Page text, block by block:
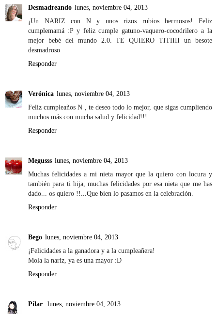
Desmadreando lunes, noviembre 04, 2013
¡Un NARIZ con N y unos rizos rubios hermosos! Feliz
cumplemamá :P y feliz cumple gatuno-vaquero-cocodrilero a la
mejor bebé del mundo 2.0. TE QUIERO TITIIII un besote
desmadroso
Responder
Verónica lunes, noviembre 04, 2013
Feliz cumpleaños N , te deseo todo lo mejor, que sigas cumpliendo
muchos más con mucha salud y felicidad!!!
Responder
Megusss lunes, noviembre 04, 2013
Muchas felicidades a mi nieta mayor que la quiero con locura y
también para ti hija, muchas felicidades por esa nieta que me has
dado... os quiero !!...Que bien lo pasamos en la celebración.
Responder
Bego lunes, noviembre 04, 2013
¡Felicidades a la ganadora y a la cumpleañera!
Mola la nariz, ya es una mayor :D
Responder
Pilar
lunes, noviembre 04, 2013